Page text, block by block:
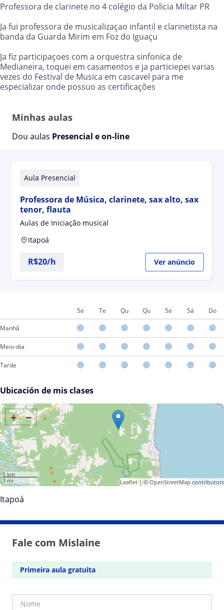
Professora de clarinete no 4 colégio da Policia Miltar PR
Ja fui professora de musicalizaçao infantil e clarinetista na
banda da Guarda Mirim em Foz do Iguaçu
Ja fiz participaçoes com a orquestra sinfonica de
Medianeira, toquei em casamentos e ja particiepei varias
vezes do Festival de Musica em cascavel para me
especializar onde possuo as certificações
Minhas aulas
Dou aulas Presencial e on-line
Aula Presencial
Professora de Música, clarinete, sax alto, sax
tenor, flauta
Aulas de Iniciação musical
Itapoá
R$20/h Ver anúncio
Se Te Qu Qu Se Sá Do
Manhã
Meio-dia
Tarde
Ubicación de mis clases
+ −
5 km
3 mi
Leaflet| © OpenStreetMap contributors
Itapoá
Fale com Mislaine
Primeira aula gratuita